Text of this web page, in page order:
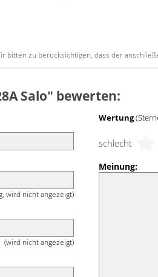
bitten zu berücksichtigen, dass der
Salo" bewerten:
wird nicht angezeigt)
(wird nicht angezeigt)
Wertung
schlecht
Meinung: